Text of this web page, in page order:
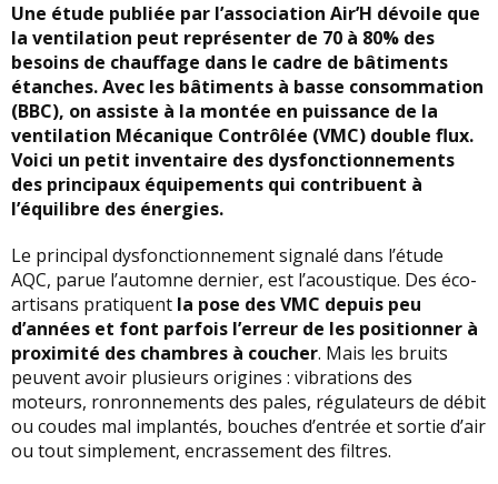
Une étude publiée par l’association Air’H dévoile que
la ventilation peut représenter de 70 à 80% des
besoins de chauffage dans le cadre de bâtiments
étanches. Avec les bâtiments à basse consommation
(BBC), on assiste à la montée en puissance de la
ventilation Mécanique Contrôlée (VMC) double flux.
Voici un petit inventaire des dysfonctionnements
des principaux équipements qui contribuent à
l’équilibre des énergies.
Le principal dysfonctionnement signalé dans l’étude
AQC, parue l’automne dernier, est l’acoustique. Des éco-
artisans pratiquent la pose des VMC depuis peu
d’années et font parfois l’erreur de les positionner à
proximité des chambres à coucher. Mais les bruits
peuvent avoir plusieurs origines : vibrations des
moteurs, ronronnements des pales, régulateurs de débit
ou coudes mal implantés, bouches d’entrée et sortie d’air
ou tout simplement, encrassement des filtres.